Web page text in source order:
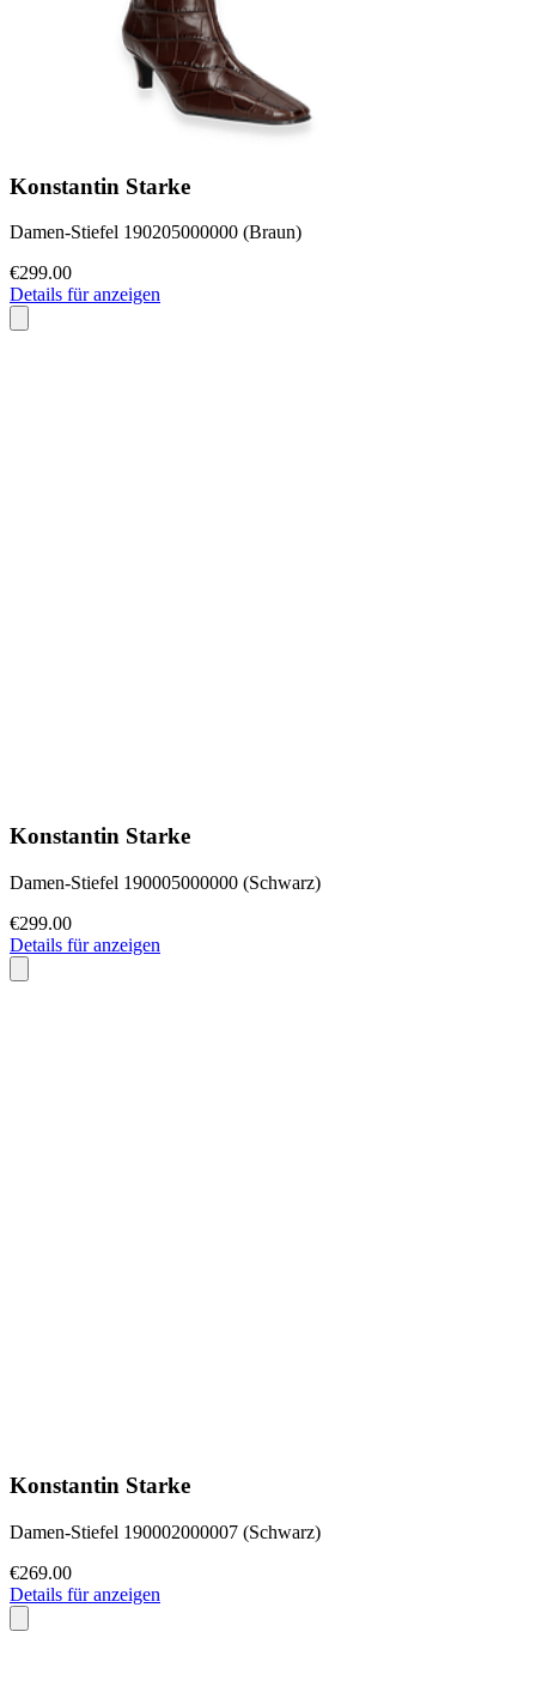
Konstantin Starke
Damen-Stiefel 190205000000 (Braun)
€299.00
Details für anzeigen
Konstantin Starke
Damen-Stiefel 190005000000 (Schwarz)
€299.00
Details für anzeigen
Konstantin Starke
Damen-Stiefel 190002000007 (Schwarz)
€269.00
Details für anzeigen